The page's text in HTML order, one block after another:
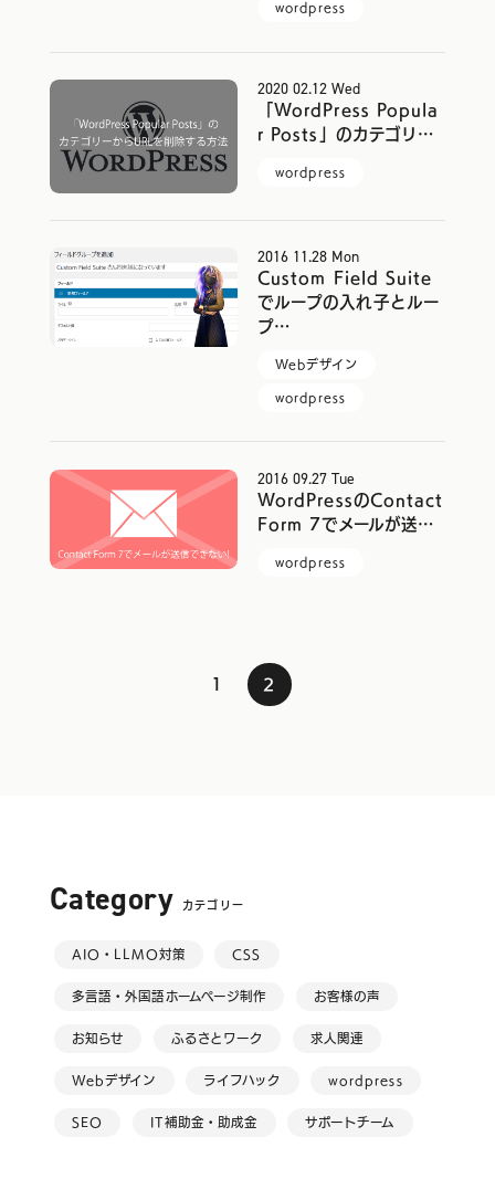
お問い合わせはこちら
ヘルプサポートはこちら
TEL06-6940-0662
wordpress
2020 02.12 Wed
「WordPress Popula
r Posts」のカテゴリ…
wordpress
2016 11.28 Mon
Custom Field Suite
でループの入れ子とルー
プ…
Webデザイン
wordpress
2016 09.27 Tue
WordPressのContact
Form 7でメールが送…
wordpress
1 2
Category カテゴリー
AIO・LLMO対策 CSS
多言語・外国語ホームページ制作 お客様の声
お知らせ ふるさとワーク 求人関連
Webデザイン ライフハック wordpress
SEO IT補助金・助成金 サポートチーム